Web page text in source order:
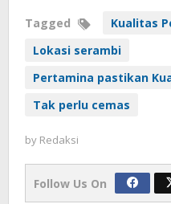
Tagged
Kualitas
Lokasi serambi
Pertamina pastikan
Tak perlu cemas
by Redaksi
Follow Us On